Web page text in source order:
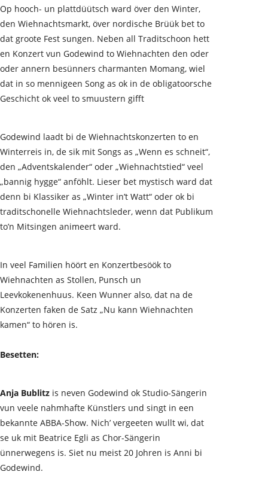
Op hooch- un plattdüütsch ward över den Winter,
den Wiehnachtsmarkt, över nordische Brüük bet to
dat groote Fest sungen. Neben all Traditschoon hett
en Konzert vun Godewind to Wiehnachten den oder
oder annern besünners charmanten Momang, wiel
dat in so mennigeen Song as ok in de obligatoorsche
Geschicht ok veel to smuustern gifft
Godewind laadt bi de Wiehnachtskonzerten to en
Winterreis in, de sik mit Songs as „Wenn es schneit“,
den „Adventskalender“ oder „Wiehnachtstied“ veel
„bannig hygge“ anföhlt. Lieser bet mystisch ward dat
denn bi Klassiker as „Winter in’t Watt“ oder ok bi
traditschonelle Wiehnachtsleder, wenn dat Publikum
to’n Mitsingen animeert ward.
In veel Familien höört en Konzertbesöök to
Wiehnachten as Stollen, Punsch un
Leevkokenenhuus. Keen Wunner also, dat na de
Konzerten faken de Satz „Nu kann Wiehnachten
kamen“ to hören is.
Besetten:
Anja Bublitz is neven Godewind ok Studio-Sängerin
vun veele nahmhafte Künstlers und singt in een
bekannte ABBA-Show. Nich’ vergeeten wullt wi, dat
se uk mit Beatrice Egli as Chor-Sängerin
ünnerwegens is. Siet nu meist 20 Johren is Anni bi
Godewind.